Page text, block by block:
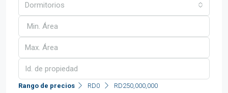
Dormitorios
Rango de precios RD0 RD250,000,000